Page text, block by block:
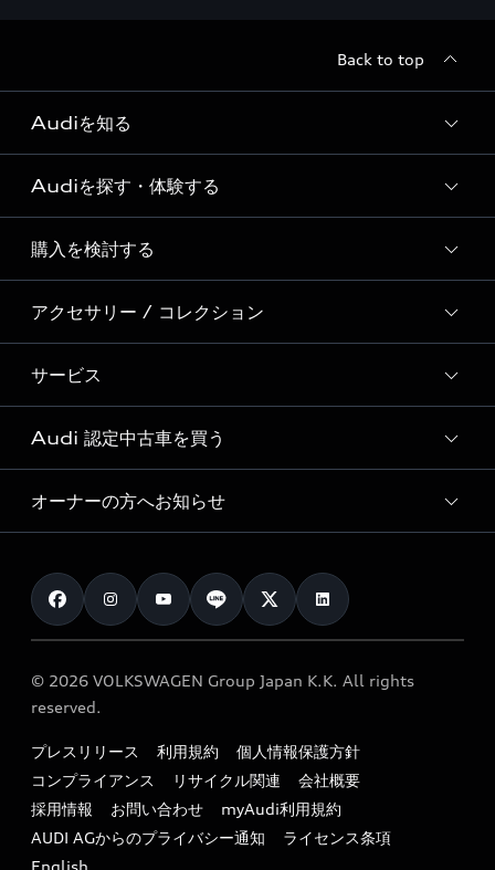
Back to top
Audiを知る
Audi ブランド
Story of Progress
Audi Sport
Formula 1®
デジタルサービス
Audiを探す・体験する
ディーラー検索
新車在庫検索
試乗車・展示車検索
見積り依頼
試乗予約
購入を検討する
モデル一覧
特別仕様モデル / 限定モデル
e-tronラインアップ
価格シミュレーション
車両比較
カタログ一覧
アクセサリー / コレクション
純正アクセサリー
オンラインショップ
Audi collection
アウディナビアプリ
サービス
サービス入庫予約
サービスプログラム
メンテナンス
車検 / 定期点検
e-tronアフターサポート
myAudi
Audi 認定中古車を買う
Audi認定中古車
クオリティ
保証
メンテナンス
ファイナンス
キャンペーン / イベント
買取査定
オーナーの方へお知らせ
お知らせ
オーナー様向けキャンペーン
特定整備適用車一覧
リサイクル法
よくある質問（FAQ）
© 2026 VOLKSWAGEN Group Japan K.K. All rights
reserved.
プレスリリース 利用規約
個人情報保護方針
コンプライアンス
リサイクル関連
会社概要
採用情報
お問い合わせ
myAudi利用規約
AUDI AGからのプライバシー通知
ライセンス条項
English